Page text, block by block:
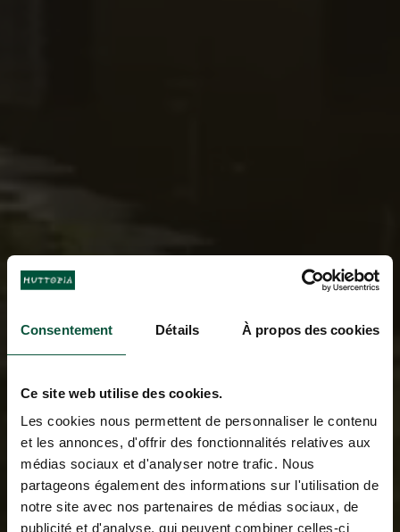
Consentement Détails À propos des cookies
Ce site web utilise des cookies.
Les cookies nous permettent de personnaliser le contenu
et les annonces, d'offrir des fonctionnalités relatives aux
médias sociaux et d'analyser notre trafic. Nous
partageons également des informations sur l'utilisation de
notre site avec nos partenaires de médias sociaux, de
publicité et d'analyse, qui peuvent combiner celles-ci